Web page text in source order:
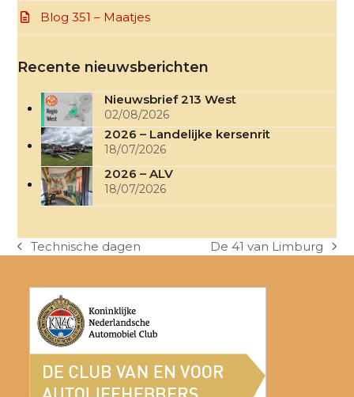
Blog 351 – Maatjes
Recente nieuwsberichten
Nieuwsbrief 213 West
02/08/2026
2026 – Landelijke kersenrit
18/07/2026
2026 – ALV
18/07/2026
previous
Technische dagen
next
De 41 van Limburg